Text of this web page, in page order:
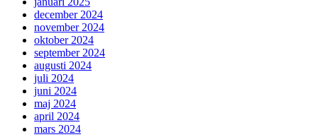
december 2024
november 2024
oktober 2024
september 2024
augusti 2024
juli 2024
juni 2024
maj 2024
april 2024
mars 2024